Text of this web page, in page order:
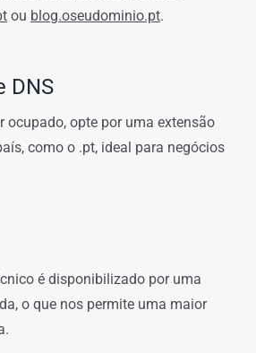
ou blog.oseudominio.pt.
DNS
ocupado, opte por uma extensão
como o .pt, ideal para negócios
é disponibilizado por uma
o que nos permite uma maior